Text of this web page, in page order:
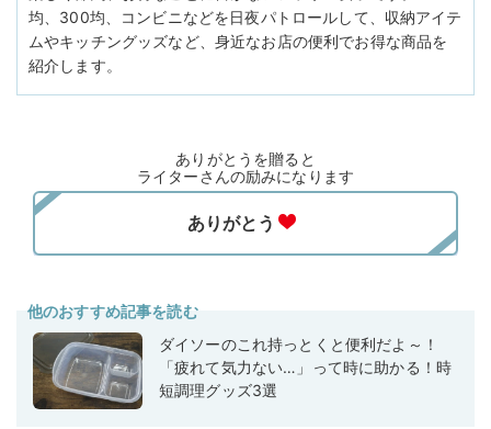
均、300均、コンビニなどを日夜パトロールして、収納アイテ
ムやキッチングッズなど、身近なお店の便利でお得な商品を
紹介します。
ありがとうを贈ると
ライターさんの励みになります
他のおすすめ記事を読む
ダイソーのこれ持っとくと便利だよ～！
「疲れて気力ない…」って時に助かる！時
短調理グッズ3選